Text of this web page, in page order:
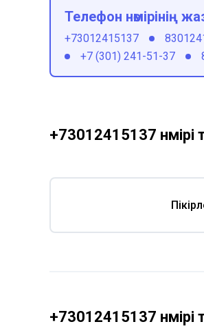
Телефон нөмірінің
+73012415137
+7 (301) 241-51-37
+73012415137 нөмірі
+73012415137